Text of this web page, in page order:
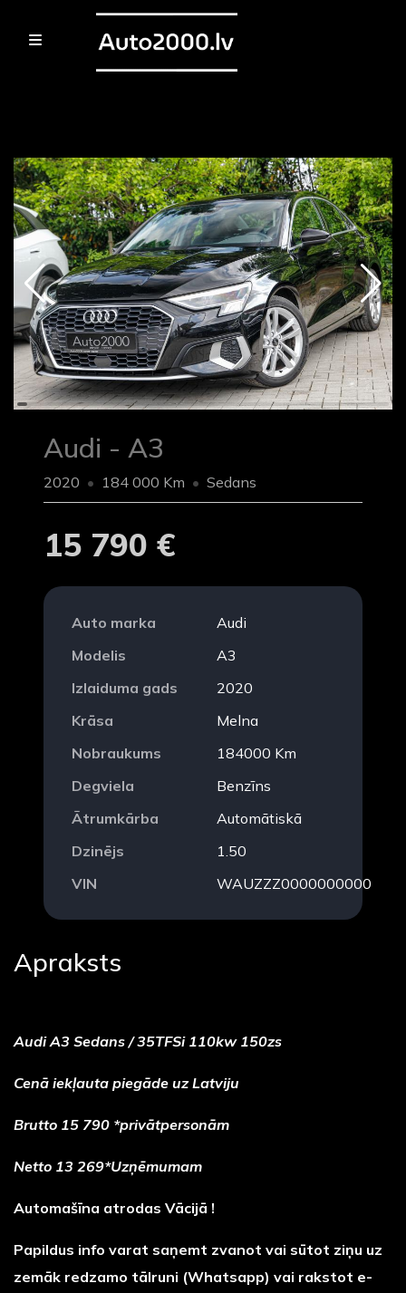
Audi - A3
2020 184 000 Km Sedans
15 790 €
Auto marka
Audi
Modelis
A3
Izlaiduma gads
2020
Krāsa
Melna
Nobraukums
184000 Km
Degviela
Benzīns
Ātrumkārba
Automātiskā
Dzinējs
1.50
VIN
WAUZZZ0000000000
Apraksts
Audi A3 Sedans / 35TFSi 110kw 150zs
Cenā iekļauta piegāde uz Latviju
Brutto 15 790 *privātpersonām
Netto 13 269*Uzņēmumam
Automašīna atrodas Vācijā !
Papildus info varat saņemt zvanot vai sūtot ziņu uz
zemāk redzamo tālruni (Whatsapp) vai rakstot e-